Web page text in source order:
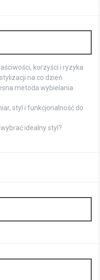
korzyści i ryzyka
na co dzień
metoda wybielania
styl i funkcjonalność do
idealny styl?